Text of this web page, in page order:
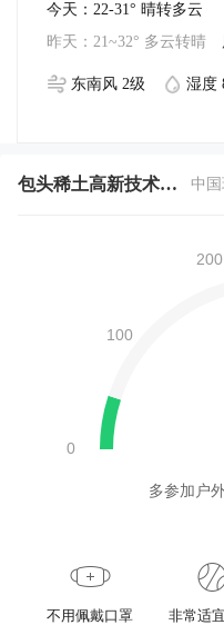
今天：22-31° 晴转多云
昨天：21~32° 多云转晴
东南风 2级 湿度
包头稀土高新技术产业开发区今天空气质量 中国
多参加户
不用佩戴口罩 非常适